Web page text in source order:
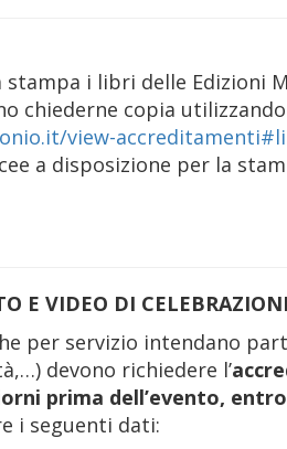
i libri delle Edizioni
chiederne copia
view-
a disposizione per la
E VIDEO DI
per servizio intendano
devono richiedere l’
prima dell’evento,
i seguenti dati: